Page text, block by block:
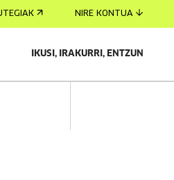
NIRE KONTUA
IKUSI, IRAKURRI, ENTZUN